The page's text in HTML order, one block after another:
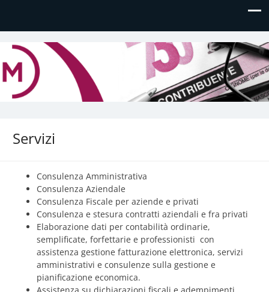
Daniela Manfè
Daniela Manfè Studio di consulenza amministrativa,
contabile, tributaria e fiscale
Servizi
Consulenza Amministrativa
Consulenza Aziendale
Consulenza Fiscale per aziende e privati
Consulenza e stesura contratti aziendali e fra privati
Elaborazione dati per contabilità ordinarie,
semplificate, forfettarie e professionisti con
assistenza gestione fatturazione elettronica, servizi
amministrativi e consulenze sulla gestione e
pianificazione economica.